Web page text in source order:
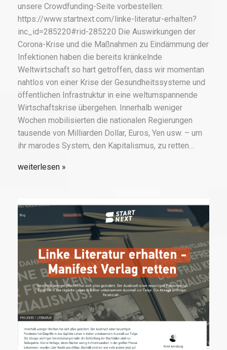
unsere Crowdfunding-Seite vorbestellen:
https://www.startnext.com/linke-literatur-erhalten?
inc_id=285220#rid-285220 Die Auswirkungen der
Corona-Krise und die Maßnahmen zu Eindämmung der
Infektionen haben die bereits kränkelnde
Weltwirtschaft so hart getroffen, dass wir momentan
nahtlos von einer Krise der Gesundheitssysteme und
öffentlichen Infrastruktur in eine weltumspannende
Wirtschaftskrise übergehen. Innerhalb weniger
Wochen mobilisierten die nationalen Regierungen
tausende von Milliarden Dollar, Euros, Yen usw. – um
ihr marodes System, den Kapitalismus, zu retten…
weiterlesen